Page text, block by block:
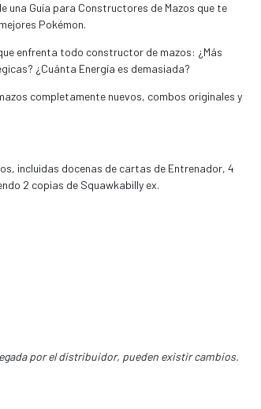
una Guía para Constructores de Mazos que te
Pokémon.
enfrenta todo constructor de mazos: ¿Más
¿Cuánta Energía es demasiada?
completamente nuevos, combos originales y
incluidas docenas de cartas de Entrenador, 4
2 copias de Squawkabilly ex.
por el distribuidor, pueden existir cambios.